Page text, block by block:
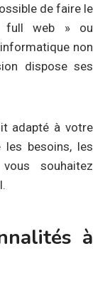
de faire le
full web » ou
non
dispose ses
adapté à votre
les besoins, les
souhaitez
à